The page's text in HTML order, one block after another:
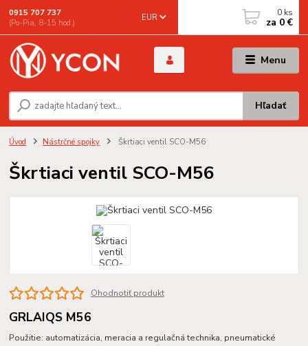
Menu
EUR
Hľadať
0915 707 737
(Po-Pia, 8-15 hod.)
0 ks
za 0 €
Úvod Nástrčné spojky Škrtiaci ventil SCO-M56
Škrtiaci ventil SCO-M56
Ohodnotiť produkt
GRLAIQS M56
Použitie: automatizácia, meracia a regulačná technika, pneumatické